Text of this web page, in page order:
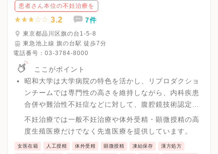
患者さん本位の不妊治療を
3.2 7件
東京都品川区旗の台1-5-8
東急池上線 旗の台駅 徒歩7分
電話番号： 03-3784-8000
ここがポイント
昭和大学は大学病院の特色を活かし、リプロダクショ
ンチームでは専門性の高さを維持しながら、内科疾患
合併や難治性不妊症などに対して、腹腔鏡技術認定医
による腹腔鏡手術など高度な不妊治療を実施していま
す。
不妊治療では一般不妊治療や体外受精・顕微授精の高
度生殖医療だけでなく先進医療を提供しています。
女医在籍 人工授精 体外受精 顕微授精 凍結保存 漢方処方